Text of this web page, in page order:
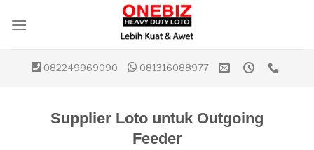
082249969090 081316088977
Supplier Loto untuk Outgoing
Feeder